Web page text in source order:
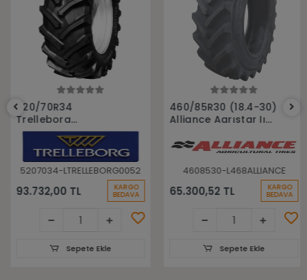
520/70R34
Trelleborg
148A8(148B) Tm700
Tl Radyal Traktör
Lastiği
5207034-LTRELLEBORG0052
93.732,00 TL KARGO
BEDAVA
Sepete Ekle
Sepete Ekle
460/85R30 (18.4-30)
Alliance Agrıstar Iı
Traktör lastiği
4608530-L468ALLIANCE
65.300,52 TL KARGO
BEDAVA
Sepete Ekle